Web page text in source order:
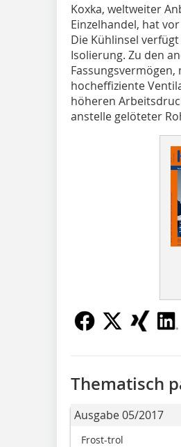
Koxka, weltweiter
Einzelhandel, hat
Die Kühlinsel
Isolierung. Zu den
hocheffiziente
höheren
anstelle gelöteter
Thematisch
Ausgabe 05/2017
Frost-trol